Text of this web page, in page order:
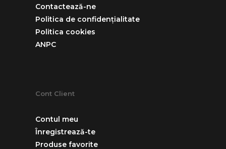
Contactează-ne
Politica de confidențialitate
Politica cookies
ANPC
Cont Client
Contul meu
Înregistrează-te
Produse favorite